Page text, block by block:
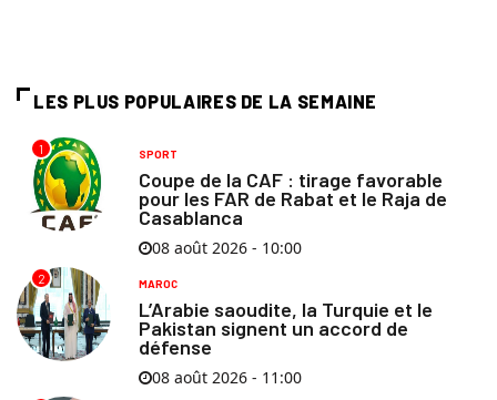
LES PLUS POPULAIRES DE LA SEMAINE
1 SPORT
Coupe de la CAF : tirage favorable
pour les FAR de Rabat et le Raja de
Casablanca
08 août 2026 - 10:00
2 MAROC
L’Arabie saoudite, la Turquie et le
Pakistan signent un accord de
défense
08 août 2026 - 11:00